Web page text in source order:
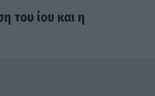
του ίου και η